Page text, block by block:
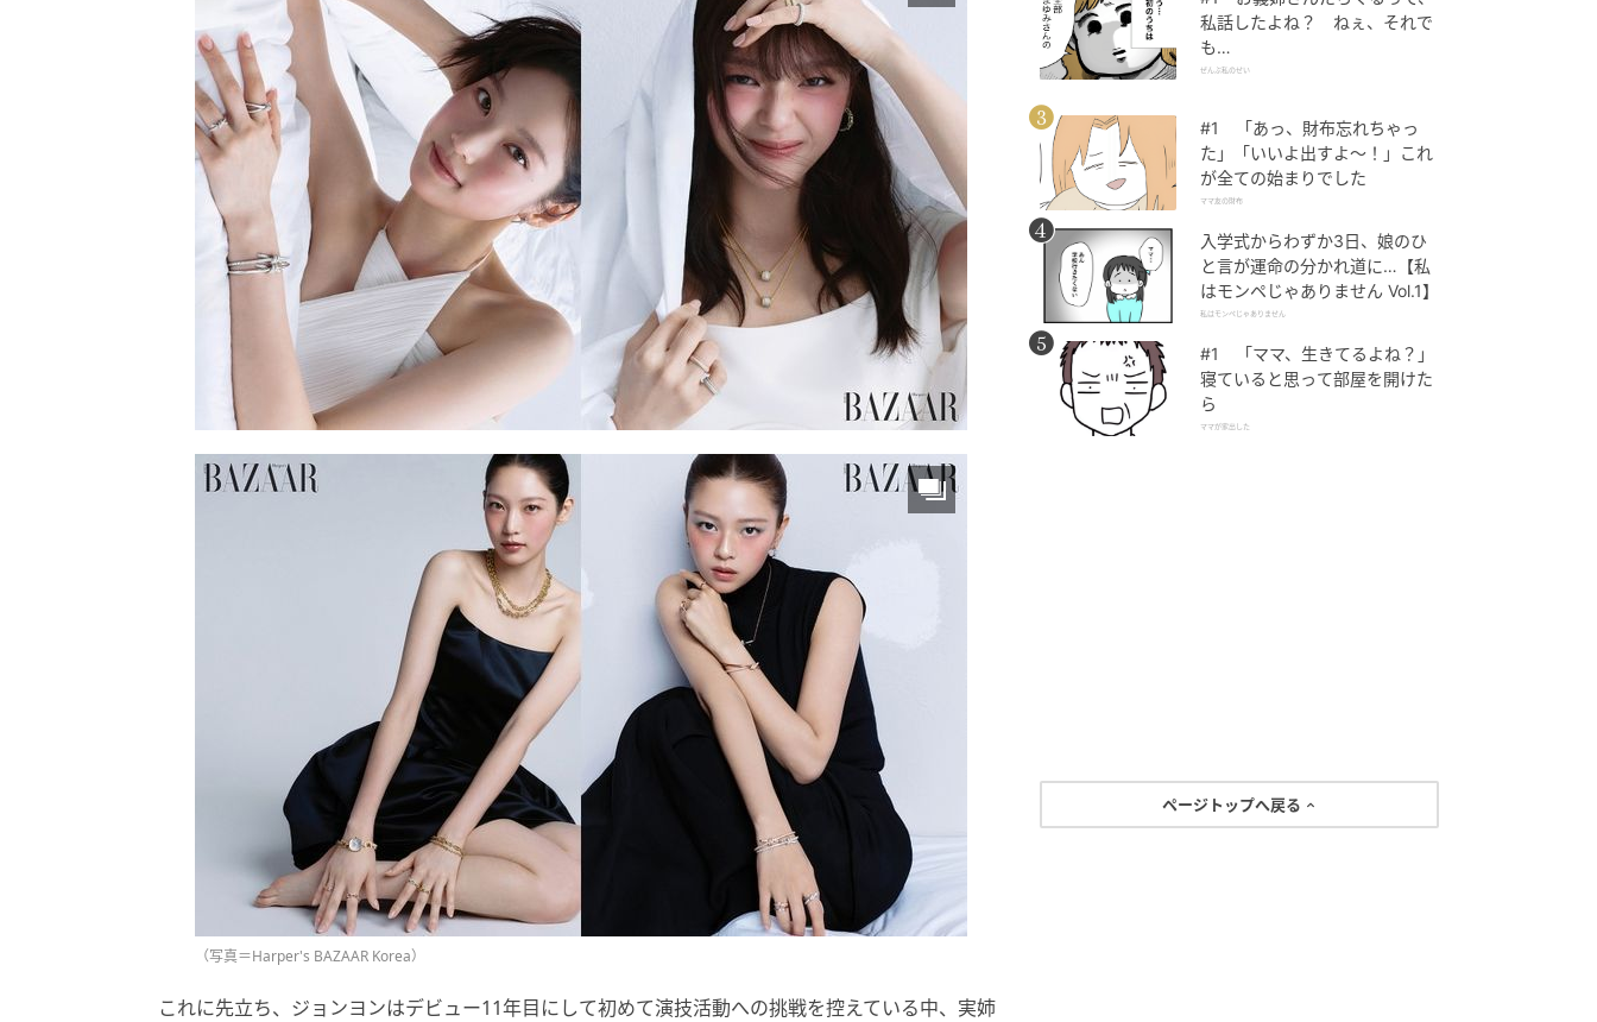
（写真＝Harper's BAZAAR Korea）
これに先立ち、ジョンヨンはデビュー11年目にして初めて演技活動への挑戦を控えている中、実姉
私話したよね？ ねぇ、それで
も…
ぜんぶ私のせい
#1 「あっ、財布忘れちゃっ
た」「いいよ出すよ〜！」これ
が全ての始まりでした
ママ友の財布
入学式からわずか3日、娘のひ
と言が運命の分かれ道に…【私
はモンペじゃありません Vol.1】
私はモンペじゃありません
#1 「ママ、生きてるよね？」
寝ていると思って部屋を開けた
ら
ママが家出した
ページトップへ戻る